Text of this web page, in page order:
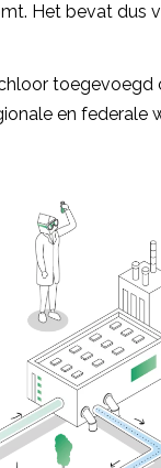
Het bevat dus
toegevoegd
en federale